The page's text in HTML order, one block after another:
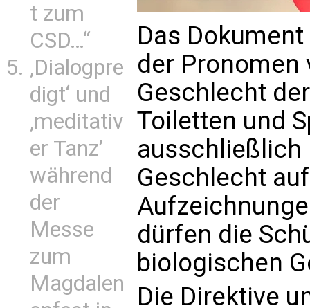
t zum
CSD…“
‚Dialogpre
digt‘ und
‚meditativ
er Tanz’
während
der
Messe
zum
Magdalen
Das
der Pronomen
Geschlecht
Toiletten und
ausschließlich
Geschlecht
dürfen die
biologischen
Die Direktive